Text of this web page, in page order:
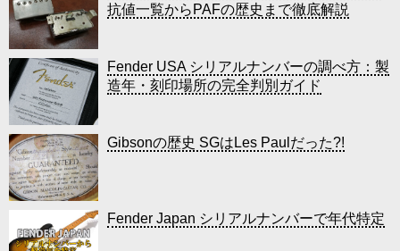
抗値一覧からPAFの歴史まで徹底解説
Fender USA シリアルナンバーの調べ方：製
造年・刻印場所の完全判別ガイド
Gibsonの歴史 SGはLes Paulだった?!
Fender Japan シリアルナンバーで年代特定